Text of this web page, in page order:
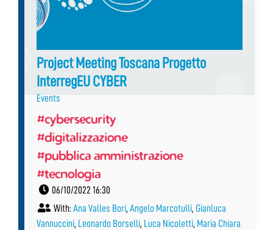
Project Meeting Toscana Progetto
InterregEU CYBER
Events
#cybersecurity
#digitalizzazione
#pubblica amministrazione
#tecnologia
06/10/2022 16:30
With: Ana Valles Bori, Angelo Marcotulli, Gianluca
Vannuccini, Leonardo Borselli, Luca Nicoletti, Maria Chiara